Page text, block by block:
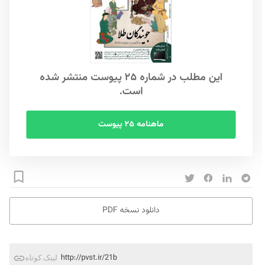
این مطلب در شماره ۲۵ پیوست منتشر شده
است.
ماهنامه ۲۵ پیوست
دانلود نسخه PDF
لینک کوتاه http://pvst.ir/21b